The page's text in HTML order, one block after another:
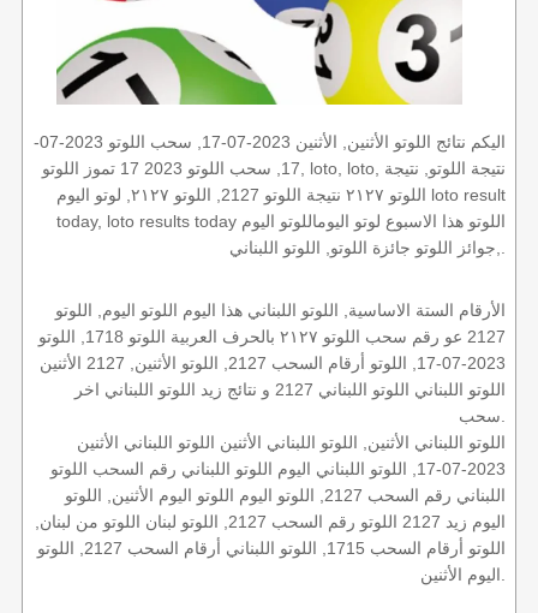
اليكم نتائج اللوتو الأثنين, الأثنين 2023-07-17, سحب اللوتو 2023-07-
17, سحب اللوتو 2023 17 تموز اللوتو, loto, loto, نتيجة اللوتو, نتيجة
اللوتو ٢١٢٧ نتيجة اللوتو 2127, اللوتو ٢١٢٧, لوتو اليوم loto result
today, loto results today اللوتو هذا الاسبوع لوتو اليوماللوتو اليوم
الأرقام الستة الاساسية, اللوتو اللبناني هذا اليوم اللوتو اليوم, اللوتو
2127 عو رقم سحب اللوتو ٢١٢٧ بالحرف العربية اللوتو 1718, اللوتو
2023-07-17, اللوتو أرقام السحب 2127, اللوتو الأثنين, 2127 الأثنين
اللوتو اللبناني اللوتو اللبناني 2127 و نتائج زيد اللوتو اللبناني اخر
اللوتو اللبناني الأثنين, اللوتو اللبناني الأثنين اللوتو اللبناني الأثنين
2023-07-17, اللوتو اللبناني اليوم اللوتو اللبناني رقم السحب اللوتو
اللبناني رقم السحب 2127, اللوتو اليوم اللوتو اليوم الأثنين, اللوتو
اليوم زيد 2127 اللوتو رقم السحب 2127, اللوتو لبنان اللوتو من لبنان,
اللوتو أرقام السحب 1715, اللوتو اللبناني أرقام السحب 2127, اللوتو